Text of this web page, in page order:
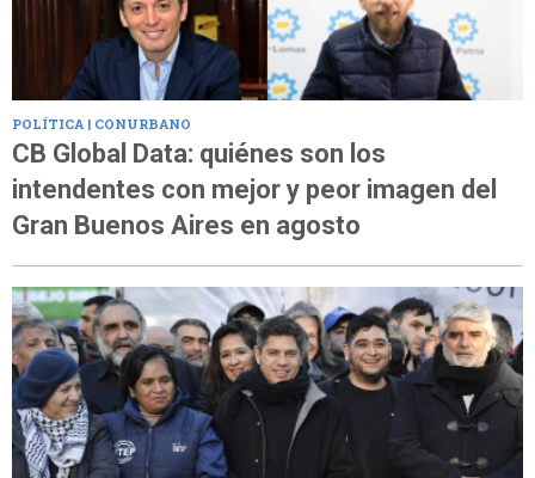
POLÍTICA | CONURBANO
CB Global Data: quiénes son los
intendentes con mejor y peor imagen del
Gran Buenos Aires en agosto